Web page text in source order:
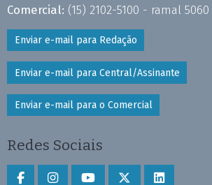
Comercial: (15) 2102-5100 - ramal 5060
Enviar e-mail para Redação
Enviar e-mail para Central/Assinante
Enviar e-mail para o Comercial
Redes Sociais